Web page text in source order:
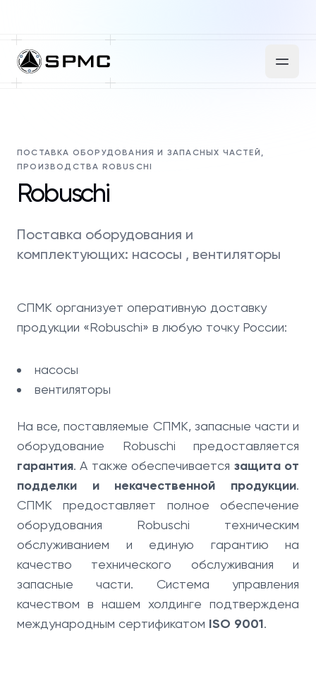
ПОСТАВКА ОБОРУДОВАНИЯ И ЗАПАСНЫХ ЧАСТЕЙ,
ПРОИЗВОДСТВА ROBUSCHI
Robuschi
Поставка оборудования и
комплектующих: насосы , вентиляторы
СПМК организует оперативную доставку
продукции «Robuschi» в любую точку России:
насосы
вентиляторы
На все, поставляемые СПМК, запасные части и
оборудование Robuschi предоставляется
гарантия. А также обеспечивается защита от
подделки и некачественной продукции.
СПМК предоставляет полное обеспечение
оборудования Robuschi техническим
обслуживанием и единую гарантию на
качество технического обслуживания и
запасные части. Система управления
качеством в нашем холдинге подтверждена
международным сертификатом ISO 9001.